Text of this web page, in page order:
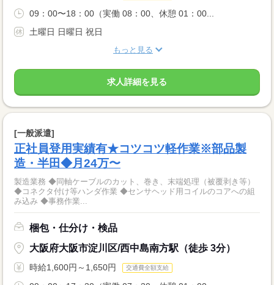
09：00〜18：00（実働 08：00、休憩 01：00...
土曜日 日曜日 祝日
もっと見る
求人詳細を見る
[一般派遣]
正社員登用実績有★コツコツ軽作業※部品製
造・半田◆月24万〜
製造業務 ◆同軸ケーブルのカット、巻き、末端処理（被覆剥き等）
◆コネクタ付け等ハンダ作業 ◆センサヘッド用コイルのコアへの組
み込み ◆事務作業...
梱包・仕分け・検品
大阪府大阪市淀川区/西中島南方駅（徒歩 3分）
時給1,600円～1,650円 交通費全額支給